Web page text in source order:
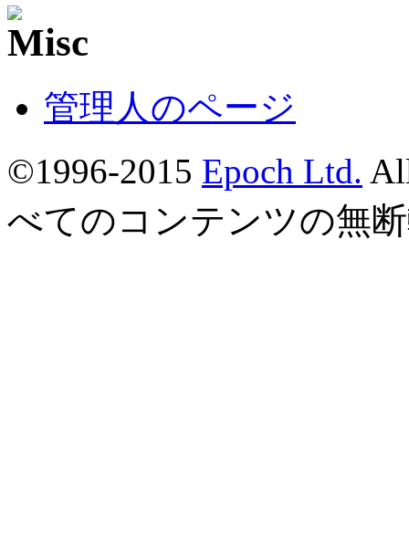
管理人のページ
©1996-2015 Epoch Ltd.
べてのコンテンツの無